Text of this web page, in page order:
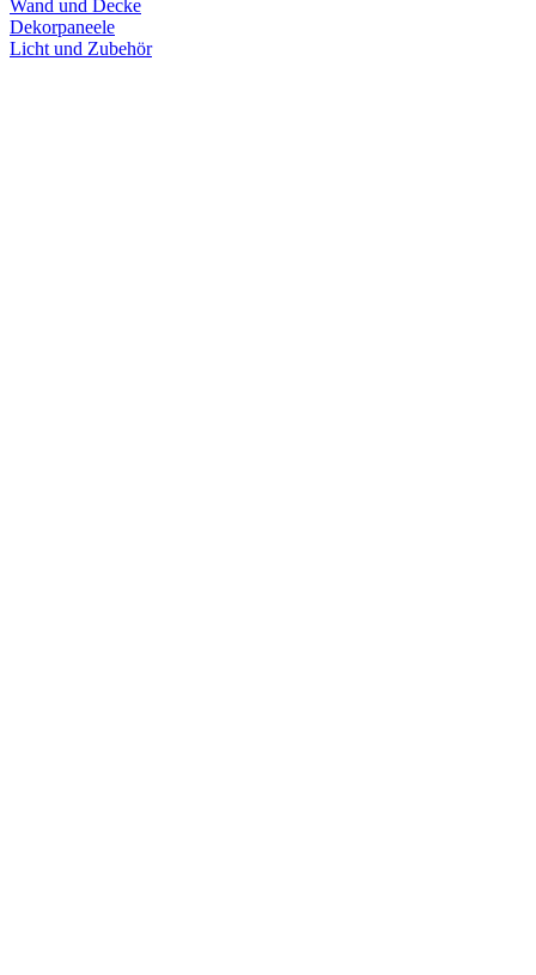
Wand und Decke
Dekorpaneele
Licht und Zubehör